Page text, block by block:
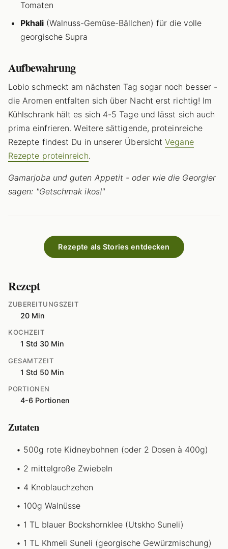
Tomaten
Pkhali (Walnuss-Gemüse-Bällchen) für die volle
georgische Supra
Aufbewahrung
Lobio schmeckt am nächsten Tag sogar noch besser -
die Aromen entfalten sich über Nacht erst richtig! Im
Kühlschrank hält es sich 4-5 Tage und lässt sich auch
prima einfrieren. Weitere sättigende, proteinreiche
Rezepte findest Du in unserer ÜbersichtVegane
Rezepte proteinreich.
Gamarjoba und guten Appetit - oder wie die Georgier
sagen: "Getschmak ikos!"
Rezepte als Stories entdecken
Rezept
ZUBEREITUNGSZEIT
20 Min
KOCHZEIT
1 Std 30 Min
GESAMTZEIT
1 Std 50 Min
PORTIONEN
4-6 Portionen
Zutaten
500g rote Kidneybohnen (oder 2 Dosen à 400g)
2 mittelgroße Zwiebeln
4 Knoblauchzehen
100g Walnüsse
1 TL blauer Bockshornklee (Utskho Suneli)
1 TL Khmeli Suneli (georgische Gewürzmischung)